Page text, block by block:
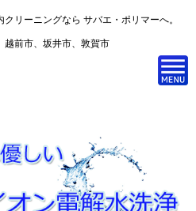
リーニングなら サバエ・ポリマーへ。
越前市、坂井市、敦賀市